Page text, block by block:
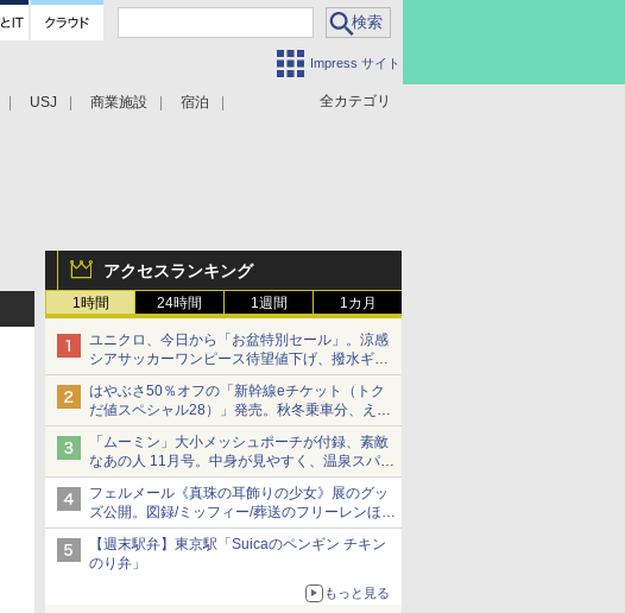
Impress サイト
全カテゴリ
USJ 商業施設 宿泊
アクセスランキング
1時間 24時間 1週間 1カ月
ユニクロ、今日から「お盆特別セール」。涼感
シアサッカーワンピース待望値下げ、撥水ギア
ショーツは1990円に
はやぶさ50％オフの「新幹線eチケット（トク
だ値スペシャル28）」発売。秋冬乗車分、えき
ねっと限定
「ムーミン」大小メッシュポーチが付録、素敵
なあの人 11月号。中身が見やすく、温泉スパに
も使える
フェルメール《真珠の耳飾りの少女》展のグッ
ズ公開。図録/ミッフィー/葬送のフリーレンほ
か、注目ブランドコラボが実現
【週末駅弁】東京駅「Suicaのペンギン チキン
のり弁」
もっと見る